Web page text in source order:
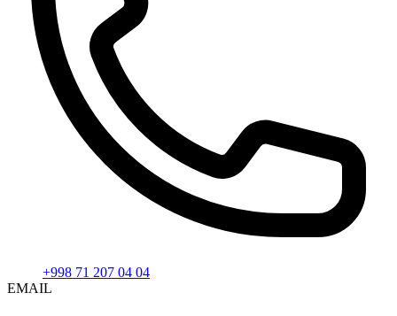
+998 71 207 04 04
EMAIL